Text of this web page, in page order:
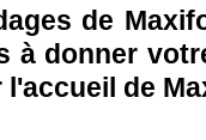
de
à donner
l'accueil de